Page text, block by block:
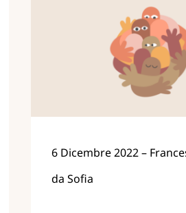
Informazione & advocacy
6 Dicembre 2022 –
da Sofia